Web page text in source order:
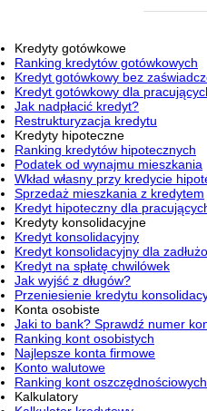
Kredyty gotówkowe
Ranking kredytów gotówkowych
Kredyt gotówkowy bez
Kredyt gotówkowy dla
Jak nadpłacić kredyt?
Restrukturyzacja kredytu
Kredyty hipoteczne
Ranking kredytów hipotecznych
Podatek od wynajmu mieszkania
Wkład własny przy kredycie
Sprzedaż mieszkania z kredytem
Kredyt hipoteczny dla
Kredyty konsolidacyjne
Kredyt konsolidacyjny
Kredyt konsolidacyjny dla
Kredyt na spłatę chwilówek
Jak wyjść z długów?
Przeniesienie kredytu
Konta osobiste
Jaki to bank? Sprawdź numer
Ranking kont osobistych
Najlepsze konta firmowe
Konto walutowe
Ranking kont oszczędnościowych
Kalkulatory